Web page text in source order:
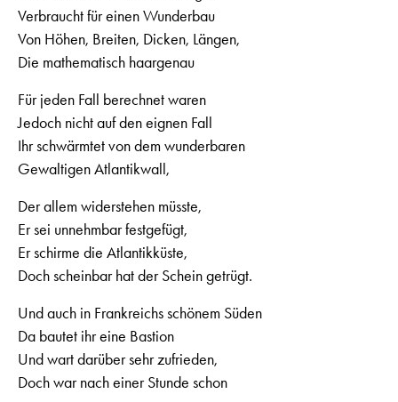
Verbraucht für einen Wunderbau
Von Höhen, Breiten, Dicken, Längen,
Die mathematisch haargenau
Für jeden Fall berechnet waren
Jedoch nicht auf den eignen Fall
Ihr schwärmtet von dem wunderbaren
Gewaltigen Atlantikwall,
Der allem widerstehen müsste,
Er sei unnehmbar festgefügt,
Er schirme die Atlantikküste,
Doch scheinbar hat der Schein getrügt.
Und auch in Frankreichs schönem Süden
Da bautet ihr eine Bastion
Und wart darüber sehr zufrieden,
Doch war nach einer Stunde schon